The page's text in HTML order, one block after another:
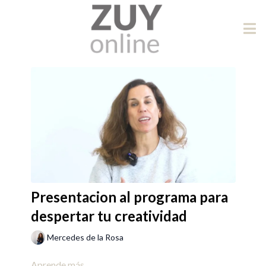
Presentacion al programa para
despertar tu creatividad
Mercedes de la Rosa